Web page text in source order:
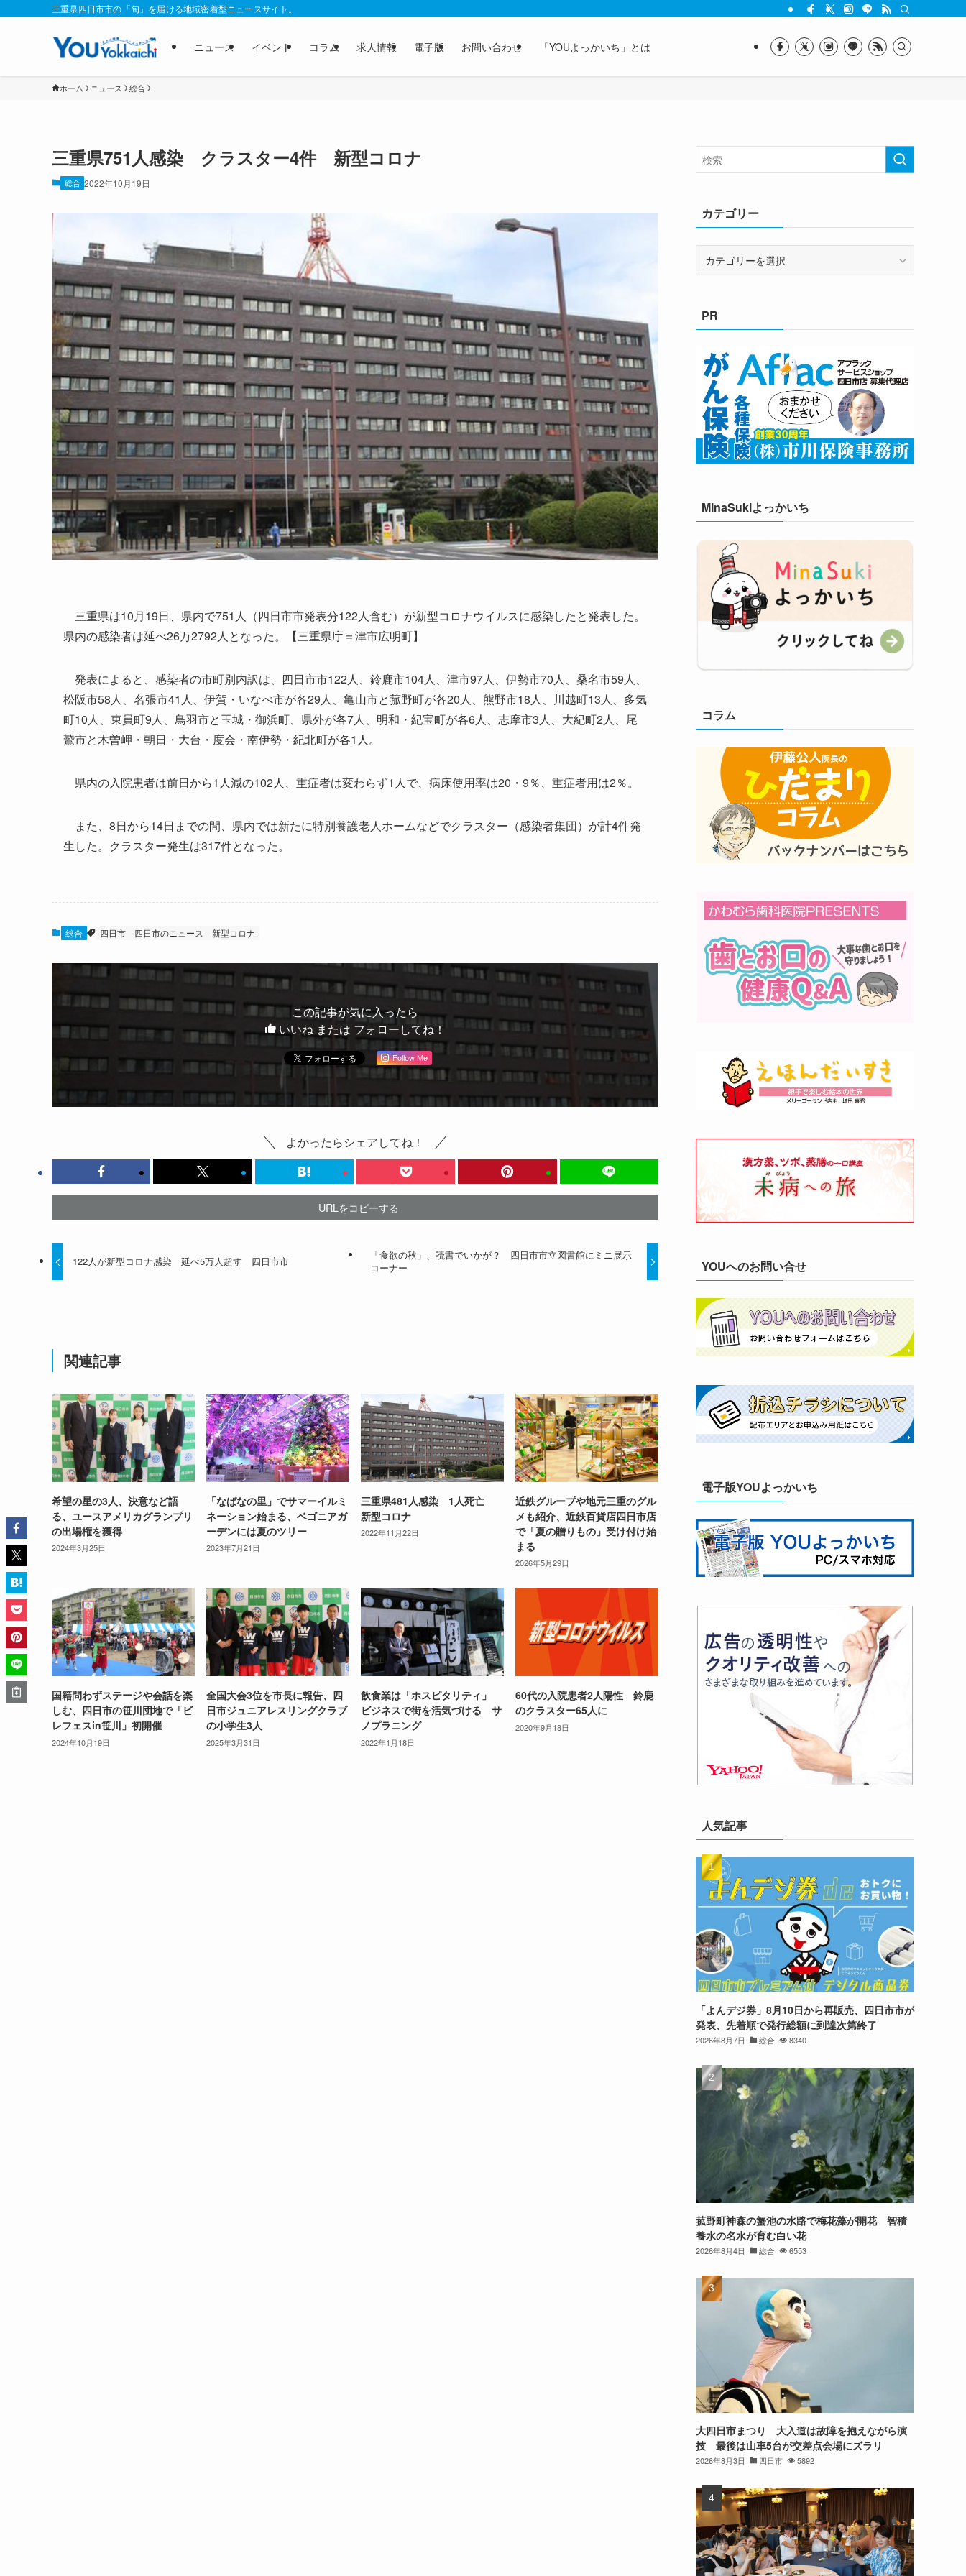
三重県四日市市の「旬」を届ける地域密着型ニュースサイト。
ニュース イベント コラム 求人情報 電子版 お問い合わせ 「YOUよっかいち」とは
ホーム ニュース 総合
三重県751人感染 クラスター4件 新型コロナ
総合 2022年10月19日
三重県は10月19日、県内で751人（四日市市発表分122人含む）が新型コロナウイルスに感染したと発表した。
県内の感染者は延べ26万2792人となった。【三重県庁＝津市広明町】
発表によると、感染者の市町別内訳は、四日市市122人、鈴鹿市104人、津市97人、伊勢市70人、桑名市59人、
松阪市58人、名張市41人、伊賀・いなべ市が各29人、亀山市と菰野町が各20人、熊野市18人、川越町13人、多気
町10人、東員町9人、鳥羽市と玉城・御浜町、県外が各7人、明和・紀宝町が各6人、志摩市3人、大紀町2人、尾
鷲市と木曽岬・朝日・大台・度会・南伊勢・紀北町が各1人。
県内の入院患者は前日から1人減の102人、重症者は変わらず1人で、病床使用率は20・9％、重症者用は2％。
また、8日から14日までの間、県内では新たに特別養護老人ホームなどでクラスター（感染者集団）が計4件発
生した。クラスター発生は317件となった。
総合 四日市 四日市のニュース 新型コロナ
この記事が気に入ったら
いいね または フォローしてね！
Follow Me
よかったらシェアしてね！
URLをコピーする
122人が新型コロナ感染 延べ5万人超す 四日市市
「食欲の秋」、読書でいかが？ 四日市市立図書館にミニ展示
コーナー
関連記事
希望の星の3人、決意など語
る、ユースアメリカグランプリ
の出場権を獲得
2024年3月25日
「なばなの里」でサマーイルミ
ネーション始まる、ベゴニアガ
ーデンには夏のツリー
2023年7月21日
三重県481人感染 1人死亡
新型コロナ
2022年11月22日
近鉄グループや地元三重のグル
メも紹介、近鉄百貨店四日市店
で「夏の贈りもの」受け付け始
まる
2026年5月29日
国籍問わずステージや会話を楽
しむ、四日市の笹川団地で「ビ
レフェスin笹川」初開催
2024年10月19日
全国大会3位を市長に報告、四
日市ジュニアレスリングクラブ
の小学生3人
2025年3月31日
飲食業は「ホスピタリティ」
ビジネスで街を活気づける サ
ノプラニング
2022年1月18日
60代の入院患者2人陽性 鈴鹿
のクラスター65人に
2020年9月18日
カテゴリー
ーPR
MinaSukiよっかいち
コラム
YOUへのお問い合せ
電子版YOUよっかいち
人気記事
「よんデジ券」8月10日から再販売、四日市市が
発表、先着順で発行総額に到達次第終了
2026年8月7日 総合 8340
菰野町神森の蟹池の水路で梅花藻が開花 智積
養水の名水が育む白い花
2026年8月4日 総合 6553
大四日市まつり 大入道は故障を抱えながら演
技 最後は山車5台が交差点会場にズラリ
2026年8月3日 四日市 5892